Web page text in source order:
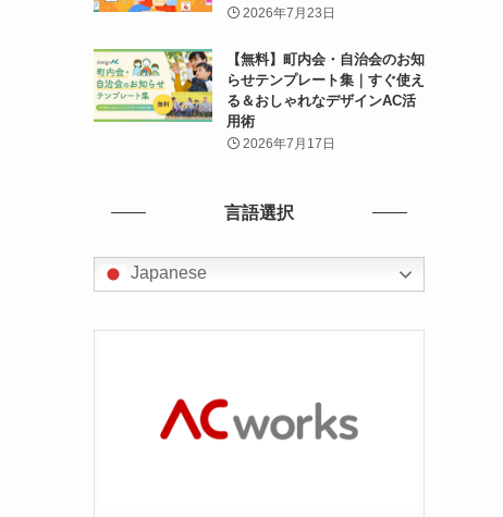
2026年7月23日
【無料】町内会・自治会のお知
らせテンプレート集｜すぐ使え
る＆おしゃれなデザインAC活
用術
2026年7月17日
言語選択
Japanese